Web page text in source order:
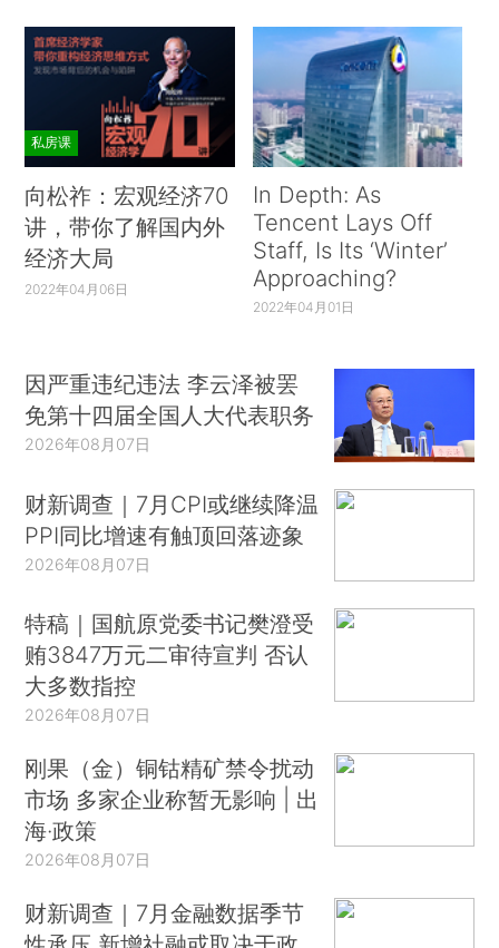
私房课
向松祚：宏观经济70
讲，带你了解国内外
经济大局
2022年04月06日
In Depth: As
Tencent Lays Off
Staff, Is Its ‘Winter’
Approaching?
2022年04月01日
因严重违纪违法 李云泽被罢
免第十四届全国人大代表职务
2026年08月07日
财新调查｜7月CPI或继续降温
PPI同比增速有触顶回落迹象
2026年08月07日
特稿｜国航原党委书记樊澄受
贿3847万元二审待宣判 否认
大多数指控
2026年08月07日
刚果（金）铜钴精矿禁令扰动
市场 多家企业称暂无影响 | 出
海·政策
2026年08月07日
财新调查｜7月金融数据季节